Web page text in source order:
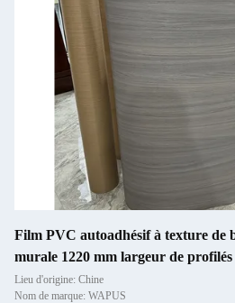
Film PVC autoadhésif à texture de
murale 1220 mm largeur de profilés
Lieu d'origine: Chine
Nom de marque: WAPUS